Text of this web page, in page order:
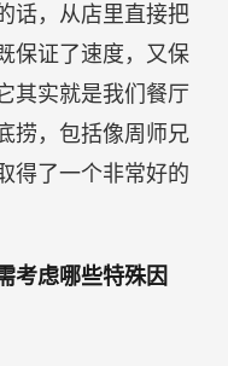
话，从店里直接把
保证了速度，又保
其实就是我们餐厅
捞，包括像周师兄
得了一个非常好的
考虑哪些特殊因